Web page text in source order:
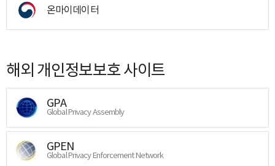
온마이데이터
해외 개인정보보호 사이트
GPA
Global Privacy Assembly
GPEN
Global Privacy Enforcement Network